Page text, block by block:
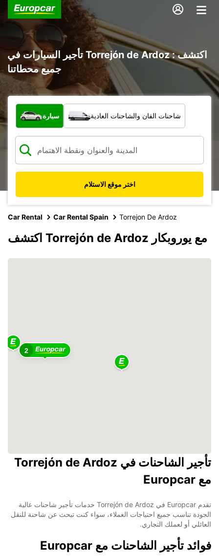
تأجير السيارات في Torrejón de Ardoz : اكتشف
جميع محطاتنا
ما نوع المركبة؟
سيارة شاحنات الفان والشاحنات العادية
اختر موقع الاستلام
Car Rental Car Rental Spain Torrejon De Ardoz
اكتشف Torrejón de Ardoz مع يوروبكار
2
تأجير الشاحنات في Torrejón de Ardoz
مع Europcar
تقدم Europcar في Torrejón de Ardoz خدمات تأجير شاحنات عالية
الجودة تناسب جميع احتياجات العملاء، سواء كنت تبحث عن شاحنة للنقل
العائلي أو لعملك التجاري.
فوائد تأجير الشاحنات مع Europcar